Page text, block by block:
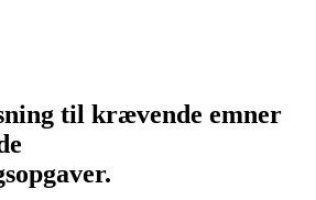
til krævende emner